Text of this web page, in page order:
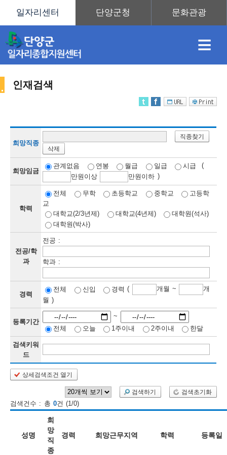
≡
용
정
재
정
업
훈
정
보
업
도
미
터
안
인재검색
희망직종
직종찾기
삭제
희망임금
관계없음 연봉 월급 일급 시급
(
만원이상 만원이하 )
학력
전체 무학 초등학교 중학교
고등학
교
대학교(2/3년제)
대학교(4년제)
대학원(석사)
대학원(박사)
전공/학
과
전공 :
학과 :
경력
전체 신입 경력 ( 개월 ~
개
월 )
등록기간
~
전체
오늘 1주이내 2주이내 한달
검색키워
드
상세검색조건 열기
검색하기 검색초기화
검색건수 : 총 0건 (1/0)
성명
희
망
직
종
경력 희망근무지역 학력 등록일
인
정
보
인
검